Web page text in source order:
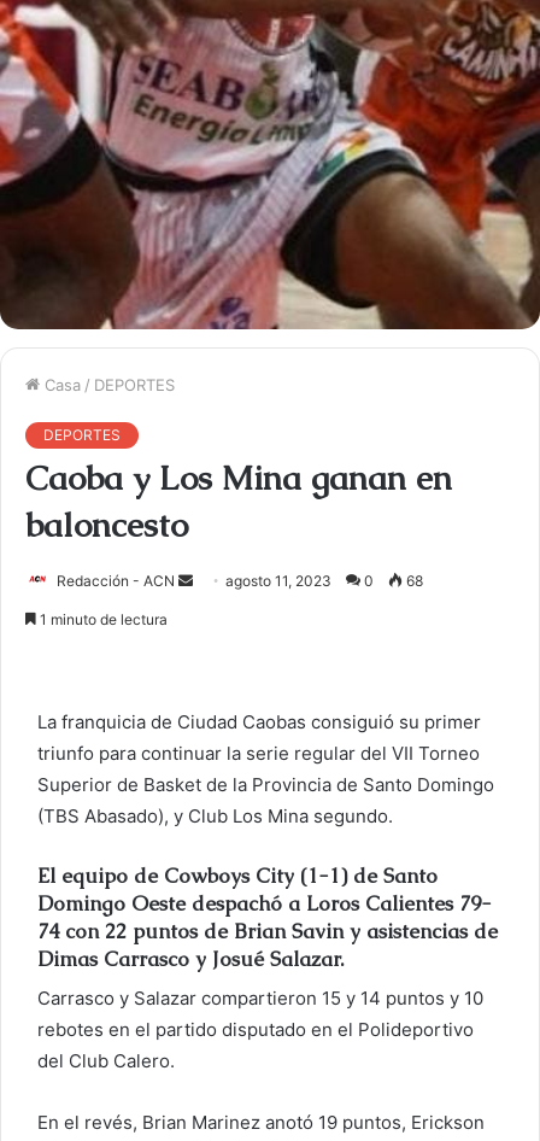
Casa / DEPORTES
DEPORTES
Caoba y Los Mina ganan en
baloncesto
Redacción - ACN
r
u
n
c
r
r
e
o
e
r
agosto 11, 2023 0 68
1 minuto de lectura
La franquicia de Ciudad Caobas consiguió su primer
triunfo para continuar la serie regular del VII Torneo
Superior de Basket de la Provincia de Santo Domingo
(TBS Abasado), y Club Los Mina segundo.
El equipo de Cowboys City (1-1) de Santo
Domingo Oeste despachó a Loros Calientes 79-
74 con 22 puntos de Brian Savin y asistencias de
Dimas Carrasco y Josué Salazar.
Carrasco y Salazar compartieron 15 y 14 puntos y 10
rebotes en el partido disputado en el Polideportivo
del Club Calero.
En el revés, Brian Marinez anotó 19 puntos, Erickson